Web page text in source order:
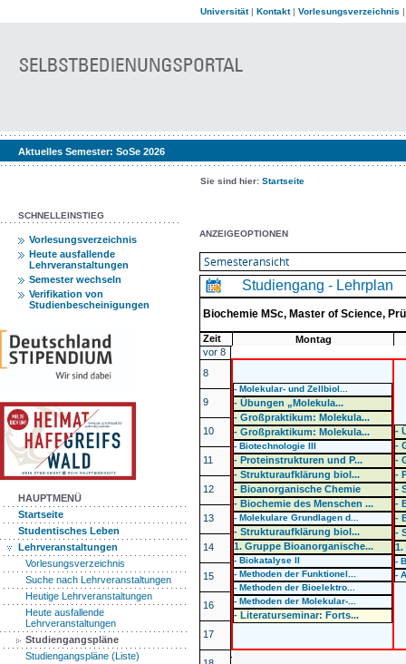
Universität| Kontakt| Vorlesungsverzeichnis
Aktuelles Semester: SoSe 2026
Sie sind hier: Startseite
SCHNELLEINSTIEG
Vorlesungsverzeichnis
Heute ausfallende
Lehrveranstaltungen
Semester wechseln
Verifikation von
Studienbescheinigungen
HAUPTMENÜ
Startseite
Studentisches Leben
Lehrveranstaltungen
Vorlesungsverzeichnis
Suche nach Lehrveranstaltungen
Heutige Lehrveranstaltungen
Heute ausfallende
Lehrveranstaltungen
Studiengangspläne
Studiengangspläne (Liste)
ANZEIGEOPTIONEN
Studiengang - Lehrplan
Biochemie MSc, Master of Science,
Zeit
Montag
vor 8
8
- Molekular- und Zellbiol...
- Übungen „Molekula...
- Großpraktikum: Molekula...
- Großpraktikum: Molekula...
- Biotechnologie III
- Proteinstrukturen und P...
- Strukturaufklärung biol...
- Bioanorganische Chemie
- Biochemie des Menschen ...
- Molekulare Grundlagen d...
- Strukturaufklärung biol...
1. Gruppe Bioanorganische...
- Biokatalyse II
- Methoden der Funktionel...
- Methoden der Bioelektro...
- Methoden der Molekular-...
- Literaturseminar: Forts...
-
-
-
-
-
-
-
-
1.
-
-
9
10
11
12
13
14
15
16
17